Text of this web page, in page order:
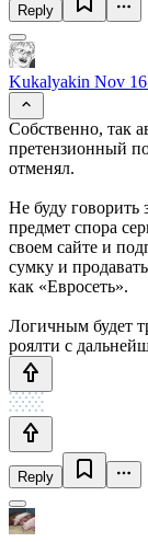
Reply
Kukalyakin Nov
Собственно, так
претензионный
отменял.
Не буду говорить
предмет спора
своем сайте и
сумку и
как «Евросеть».
Логичным будет
роялти с
Reply